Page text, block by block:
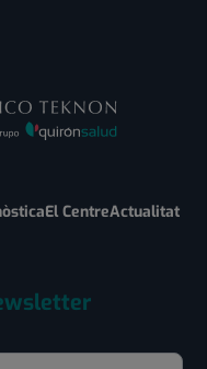
El CentreActualitat